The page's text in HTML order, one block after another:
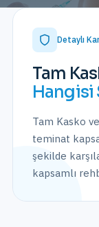
Detaylı
Tam
Hangisi
Tam Kasko ve
teminat
şekilde
kapsamlı